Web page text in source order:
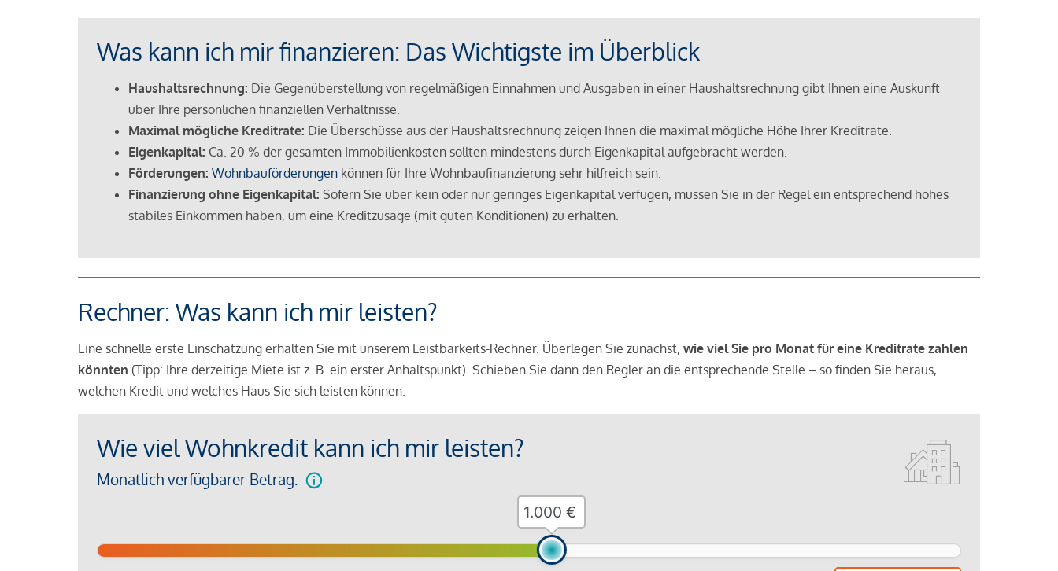
Was kann ich mir finanzieren: Das Wichtigste im Überblick
Haushaltsrechnung: Die Gegenüberstellung von regelmäßigen Einnahmen und Ausgaben in einer Haushaltsrechnung gibt Ihnen eine Auskunft
über Ihre persönlichen finanziellen Verhältnisse.
Maximal mögliche Kreditrate: Die Überschüsse aus der Haushaltsrechnung zeigen Ihnen die maximal mögliche Höhe Ihrer Kreditrate.
Eigenkapital: Ca. 20 % der gesamten Immobilienkosten sollten mindestens durch Eigenkapital aufgebracht werden.
Förderungen: Wohnbauförderungen können für Ihre Wohnbaufinanzierung sehr hilfreich sein.
Finanzierung ohne Eigenkapital: Sofern Sie über kein oder nur geringes Eigenkapital verfügen, müssen Sie in der Regel ein entsprechend hohes
stabiles Einkommen haben, um eine Kreditzusage (mit guten Konditionen) zu erhalten.
Rechner: Was kann ich mir leisten?
Eine schnelle erste Einschätzung erhalten Sie mit unserem Leistbarkeits-Rechner. Überlegen Sie zunächst, wie viel Sie pro Monat für eine Kreditrate zahlen
könnten (Tipp: Ihre derzeitige Miete ist z. B. ein erster Anhaltspunkt). Schieben Sie dann den Regler an die entsprechende Stelle – so finden Sie heraus,
welchen Kredit und welches Haus Sie sich leisten können.
Wie viel Wohnkredit kann ich mir leisten?
Monatlich verfügbarer Betrag:
€